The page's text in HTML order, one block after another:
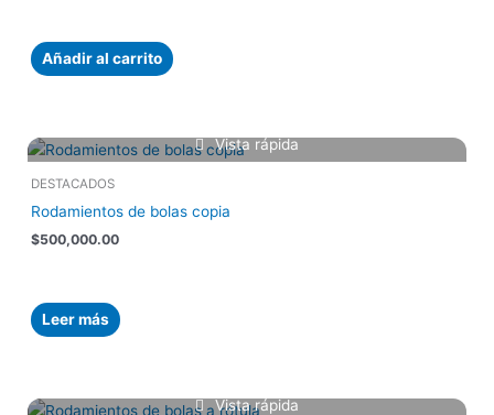
Añadir al carrito
Vista rápida
DESTACADOS
Rodamientos de bolas copia
$500,000.00
Leer más
Vista rápida